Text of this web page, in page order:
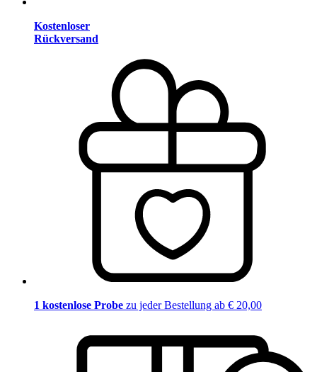
Kostenloser
Rückversand
1 kostenlose Probe zu jeder Bestellung ab € 20,00